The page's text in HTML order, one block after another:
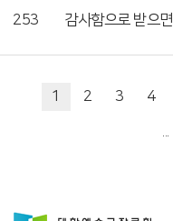
253 감사함으로 받으면
1 2 3 4